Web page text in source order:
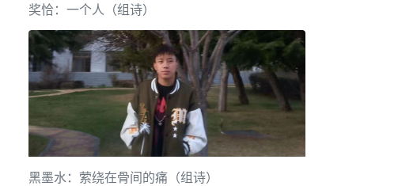
奖恰：一个人（组诗）
黑墨水：萦绕在骨间的痛（组诗）